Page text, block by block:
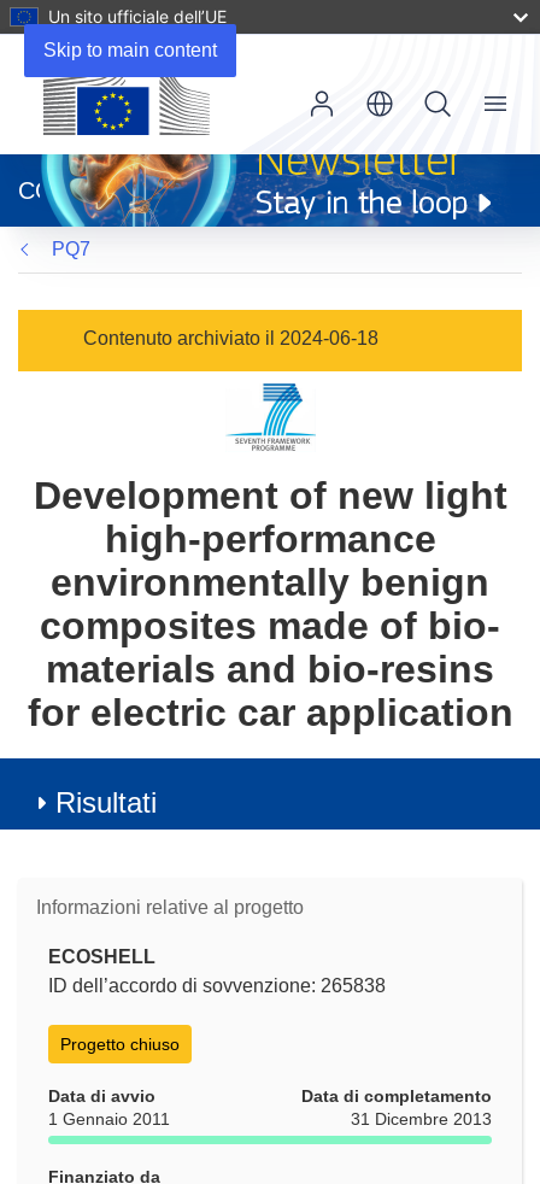
Skip to main content
Un sito ufficiale dell’UE
apre
in
una
nuova
finestra)
CORDIS
Menu
PQ7
Contenuto archiviato il 2024-06-18
Development of new light
high-performance
environmentally benign
composites made of bio-
materials and bio-resins
for electric car application
Risultati
Informazioni relative al progetto
ECOSHELL
ID dell’accordo di sovvenzione: 265838
Progetto chiuso
Data di avvio
1 Gennaio 2011
Data di completamento
31 Dicembre 2013
Finanziato da